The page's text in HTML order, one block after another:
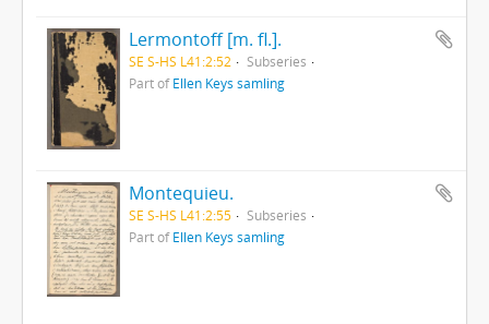
Lermontoff [m. fl.].
SE S-HS L41:2:52
Subseries
Part ofEllen Keys samling
Montequieu.
SE S-HS L41:2:55
Subseries
Part ofEllen Keys samling